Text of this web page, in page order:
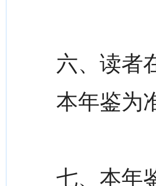
六、读者
本年鉴为
七、本年